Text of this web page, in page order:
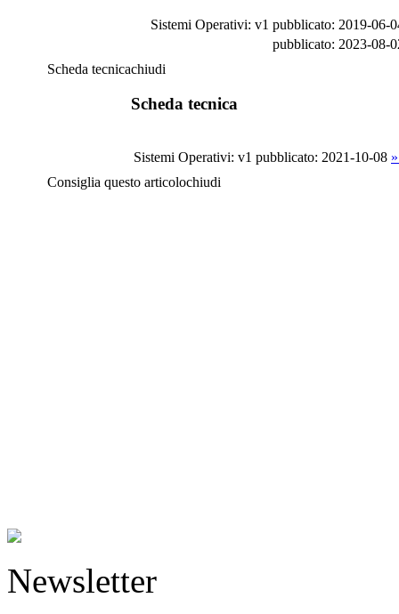
Sistemi Operativi: v1 pubblicato: 2019-06-
pubblicato: 2023-08-
Scheda tecnicachiudi
Scheda tecnica
Sistemi Operativi: v1 pubblicato: 2021-10-08
Consiglia questo articolochiudi
Newsletter